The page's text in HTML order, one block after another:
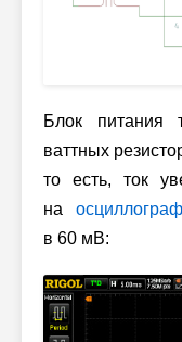
Блок питания
ваттных
то есть, ток
на
в 60 мВ: